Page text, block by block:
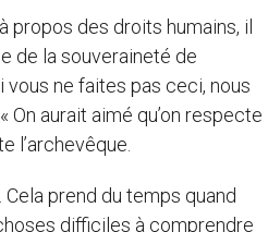
propos des droits humains, il
de la souveraineté de
vous ne faites pas ceci, nous
On aurait aimé qu’on respecte
l’archevêque.
Cela prend du temps quand
difficiles à comprendre